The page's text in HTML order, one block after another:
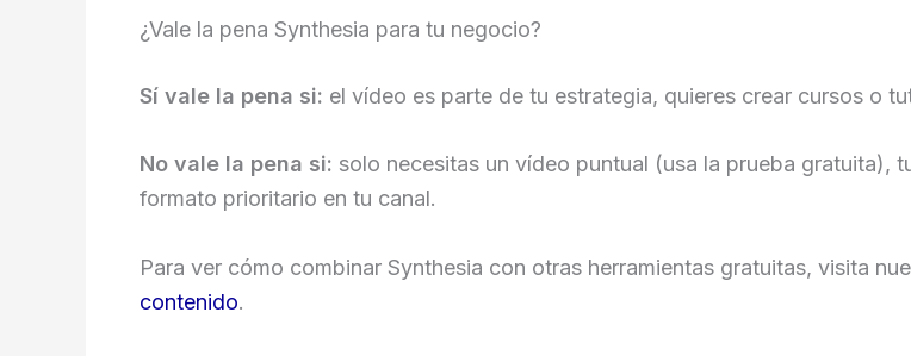
¿Vale la pena Synthesia para tu negocio?
Sí vale la pena si: el vídeo es parte de tu estrategia, quieres crear cursos o
No vale la pena si: solo necesitas un vídeo puntual (usa la prueba gratuita),
formato prioritario en tu canal.
Para ver cómo combinar Synthesia con otras herramientas gratuitas, visita
contenido.